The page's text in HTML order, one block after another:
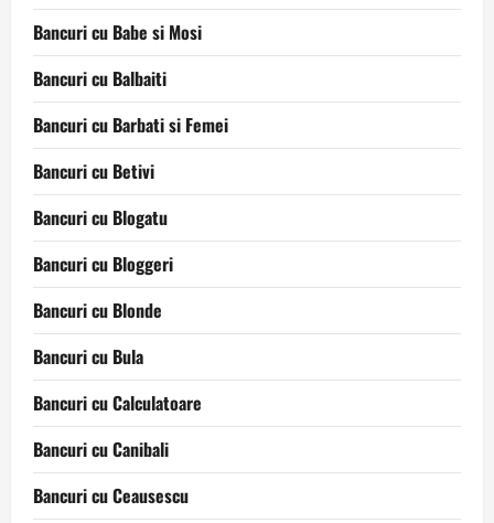
Bancuri cu Babe si Mosi
Bancuri cu Balbaiti
Bancuri cu Barbati si Femei
Bancuri cu Betivi
Bancuri cu Blogatu
Bancuri cu Bloggeri
Bancuri cu Blonde
Bancuri cu Bula
Bancuri cu Calculatoare
Bancuri cu Canibali
Bancuri cu Ceausescu